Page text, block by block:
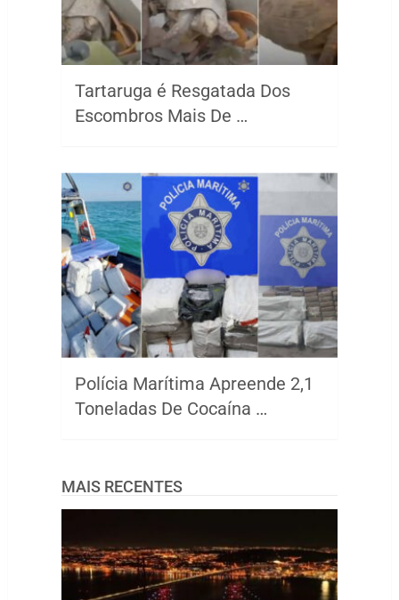
Tartaruga é Resgatada Dos
Escombros Mais De …
Polícia Marítima Apreende 2,1
Toneladas De Cocaína …
MAIS RECENTES